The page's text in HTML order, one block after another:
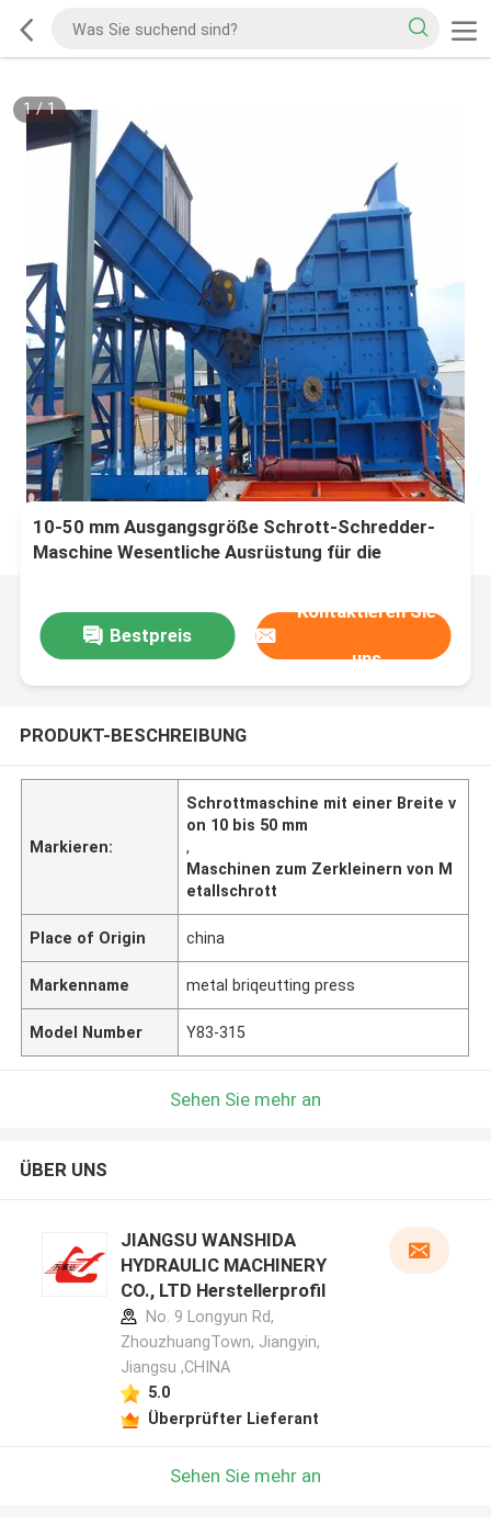
1/1
10-50 mm Ausgangsgröße Schrott-Schredder-
Maschine Wesentliche Ausrüstung für die
Bestpreis
Kontaktieren Sie
uns
PRODUKT-BESCHREIBUNG
Markieren:
Schrottmaschine mit einer Breite v
on 10 bis 50 mm
,
Maschinen zum Zerkleinern von M
etallschrott
Place of Origin china
Markenname metal briqeutting press
Model Number Y83-315
Sehen Sie mehr an
ÜBER UNS
JIANGSU WANSHIDA
HYDRAULIC MACHINERY
CO., LTD Herstellerprofil
No. 9 Longyun Rd,
ZhouzhuangTown, Jiangyin,
Jiangsu ,CHINA
5.0
Überprüfter Lieferant
Sehen Sie mehr an